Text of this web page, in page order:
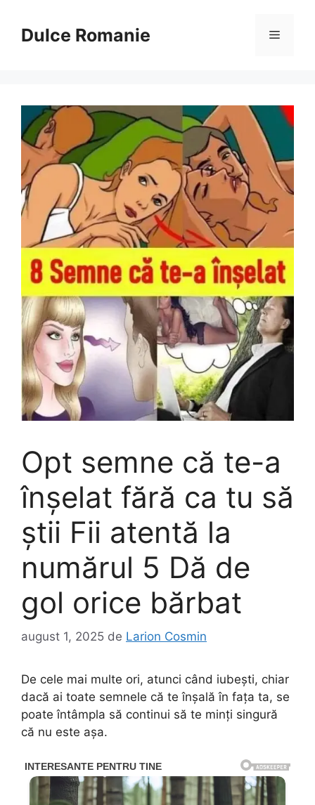
conținutDulce Romanie Meniu
Opt semne că te-a
înșelat fără ca tu să
știi Fii atentă la
numărul 5 Dă de
gol orice bărbat
august 1, 2025 de Larion Cosmin
De cele mai multe ori, atunci când iubești, chiar
dacă ai toate semnele că te înșală în fața ta, se
poate întâmpla să continui să te minți singură
că nu este așa.